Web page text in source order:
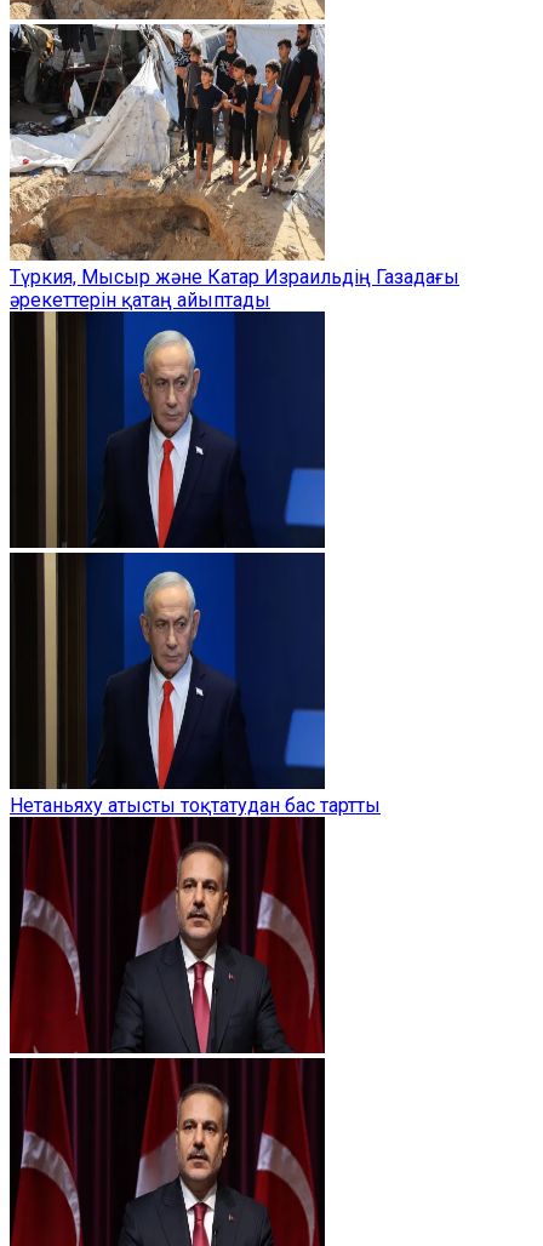
Түркия, Мысыр және Катар Израильдің Газадағы
әрекеттерін қатаң айыптады
Нетаньяху атысты тоқтатудан бас тартты